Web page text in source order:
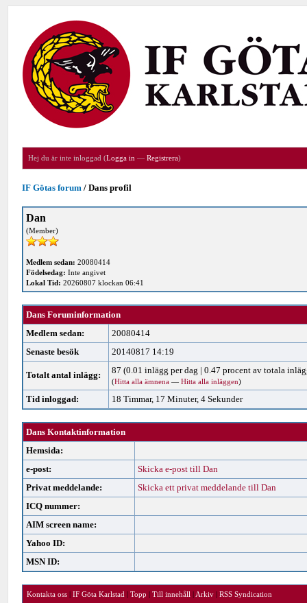
Hej du är inte inloggad (Logga in —Registrera)
IF Götas forum /Dans profil
Dan
(Member)
Medlem sedan: 20080414
Födelsedag: Inte angivet
Lokal Tid: 20260807 klockan 06:41
Dans Foruminformation
Medlem sedan:
20080414
Senaste besök
20140817 14:19
Totalt antal inlägg: 87 (0.01 inlägg per dag | 0.47 procent av totala
(Hitta alla ämnena —Hitta alla inläggen)
Tid inloggad: 18 Timmar, 17 Minuter, 4 Sekunder
Dans Kontaktinformation
Hemsida:
e-post:
Skicka e-post till Dan
Privat meddelande:
Skicka ett privat meddelande till Dan
ICQ nummer:
AIM screen name:
Yahoo ID:
MSN ID:
Kontakta oss |IF Göta Karlstad |Topp |Till innehåll | Arkiv |RSS Syndication